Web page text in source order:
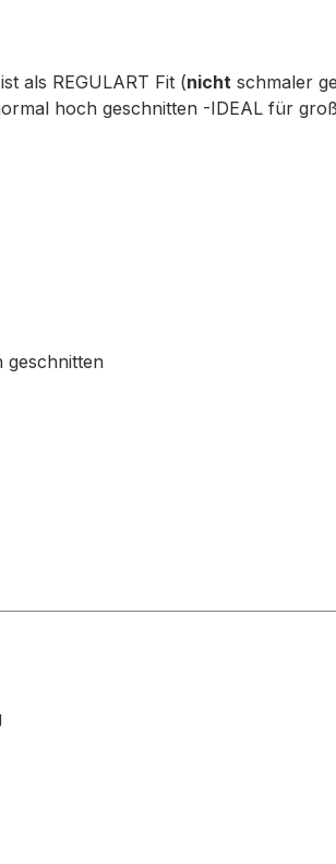
als REGULART Fit (nicht schmaler
hoch geschnitten -IDEAL für
geschnitten